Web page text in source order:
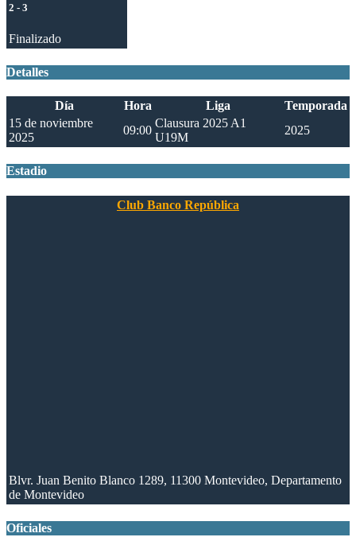
2 - 3
Finalizado
Detalles
Día Hora Liga
Temporada
15 de noviembre
2025
09:00
Clausura 2025 A1
U19M
2025
Estadio
Club Banco República
Blvr. Juan Benito Blanco 1289, 11300 Montevideo, Departamento
de Montevideo
Oficiales